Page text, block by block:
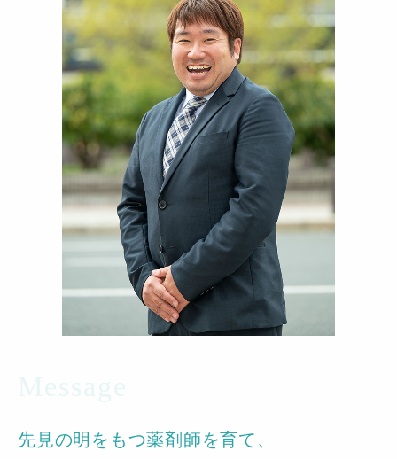
先見の明をもつ薬剤師を育て、